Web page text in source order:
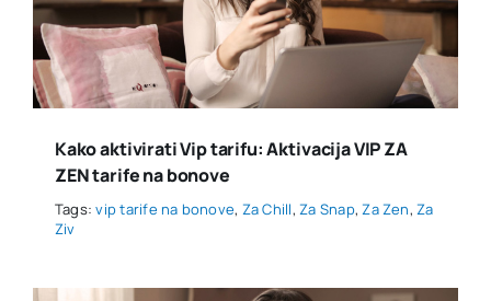
Kako aktivirati Vip tarifu: Aktivacija VIP ZA
ZEN tarife na bonove
Tags:vip tarife na bonove, Za Chill,Za Snap,Za Zen,Za
Ziv